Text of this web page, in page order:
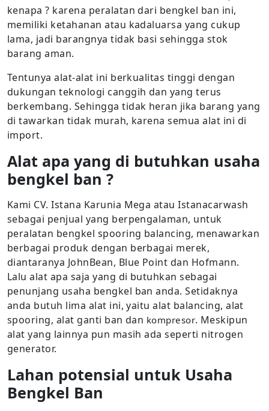
kenapa ? karena peralatan dari bengkel ban ini,
memiliki ketahanan atau kadaluarsa yang cukup
lama, jadi barangnya tidak basi sehingga stok
barang aman.
Tentunya alat-alat ini berkualitas tinggi dengan
dukungan teknologi canggih dan yang terus
berkembang. Sehingga tidak heran jika barang yang
di tawarkan tidak murah, karena semua alat ini di
import.
Alat apa yang di butuhkan usaha
bengkel ban ?
Kami CV. Istana Karunia Mega atau Istanacarwash
sebagai penjual yang berpengalaman, untuk
peralatan bengkel spooring balancing, menawarkan
berbagai produk dengan berbagai merek,
diantaranya JohnBean, Blue Point dan Hofmann.
Lalu alat apa saja yang di butuhkan sebagai
penunjang usaha bengkel ban anda. Setidaknya
anda butuh lima alat ini, yaitu alat balancing, alat
spooring, alat ganti ban dan kompresor. Meskipun
alat yang lainnya pun masih ada seperti nitrogen
generator.
Lahan potensial untuk Usaha
Bengkel Ban